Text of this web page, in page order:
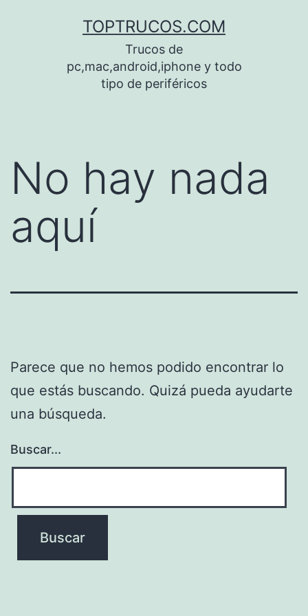
TOPTRUCOS.COM
Trucos de
pc,mac,android,iphone y todo
tipo de periféricos
No hay nada
aquí
Parece que no hemos podido encontrar lo
que estás buscando. Quizá pueda ayudarte
una búsqueda.
Buscar...